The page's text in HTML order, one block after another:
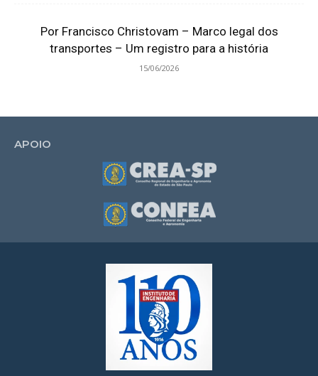
Por Francisco Christovam – Marco legal dos
transportes – Um registro para a história
15/06/2026
APOIO